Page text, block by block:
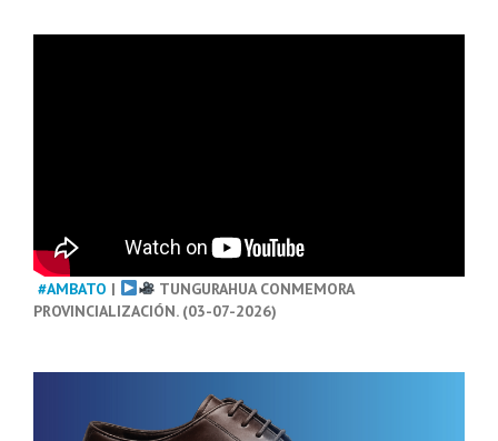
#AMBATO |
TUNGURAHUA CONMEMORA
PROVINCIALIZACIÓN. (03-07-2026)